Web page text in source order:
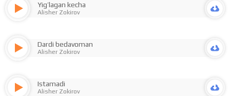
Yig’lagan kecha
Alisher Zokirov
Dardi bedavoman
Alisher Zokirov
Istamadi
Alisher Zokirov